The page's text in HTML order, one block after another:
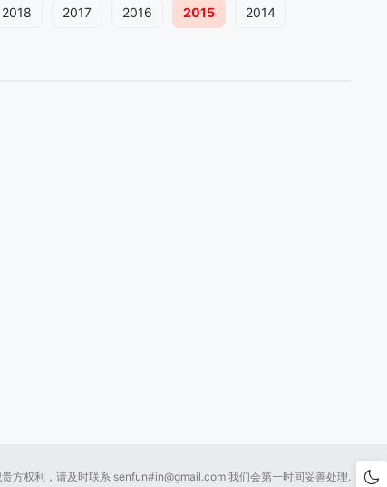
2018 2017 2016 2015 2014
方权利，请及时联系 senfun#in@gmail.com 我们会第一时间妥善处理.